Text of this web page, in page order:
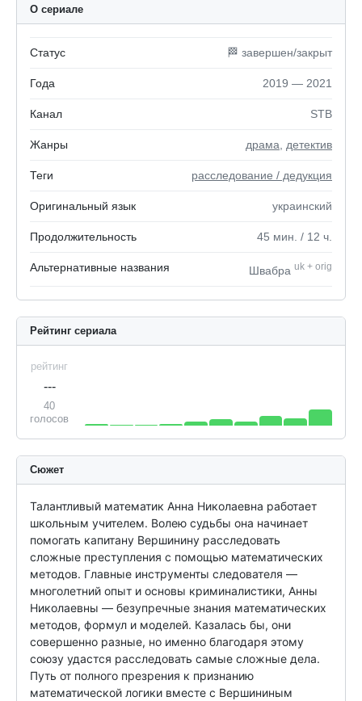
О сериале
Статус 🏁 завершен/закрыт
Года 2019 — 2021
Канал STB
Жанры драма детектив
Теги расследование / дедукция
Оригинальный язык украинский
Продолжительность 45 мин. / 12 ч.
Альтернативные названия Швабра uk + orig
Рейтинг сериала
рейтинг
---
40
голосов
Сюжет
Талантливый математик Анна Николаевна работает
школьным учителем. Волею судьбы она начинает
помогать капитану Вершинину расследовать
сложные преступления с помощью математических
методов. Главные инструменты следователя —
многолетний опыт и основы криминалистики, Анны
Николаевны — безупречные знания математических
методов, формул и моделей. Казалась бы, они
совершенно разные, но именно благодаря этому
союзу удастся расследовать самые сложные дела.
Путь от полного презрения к признанию
математической логики вместе с Вершининым